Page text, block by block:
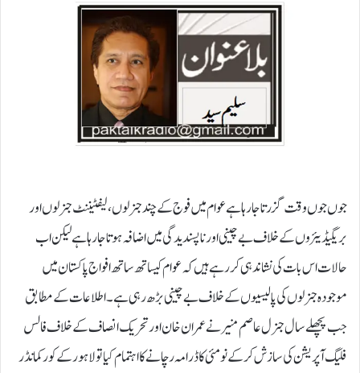
جوں جوں وقت گزرتا جارہا ہے عوام میں فوج کے چند جنرلوں،لیفٹیننٹ جنرلوں اور
بریگیڈیئروں کے خلاف بے چینی اور ناپسندیدگی میں اضافہ ہوتا جارہا ہے لیکن اب
حالات اس بات کی نشاندہی کررہے ہیں کہ عوام کیساتھ ساتھ افواج پاکستان میں
موجودہ جنرلوں کی پالیسیوں کے خلاف بے چینی بڑھ رہی ہے۔ اطلاعات کے مطابق
جب پچھلے سال جنرل عاصم منیر نے عمران خان اور تحریک انصاف کے خلاف فالس
فلیگ آپریشن کی سازش کر کے نو مئی کا ڈرامہ رچانے کا اہتمام کیا تو لاہور کے کور کمانڈر